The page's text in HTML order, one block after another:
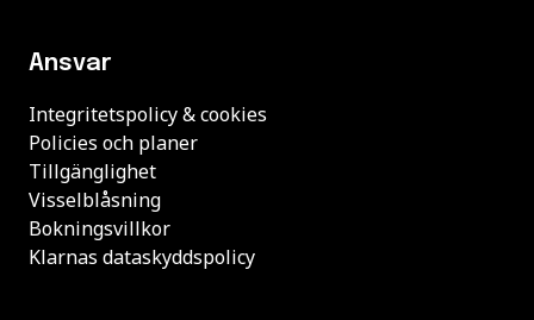
Ansvar
Integritetspolicy & cookies
Policies och planer
Tillgänglighet
Visselblåsning
Bokningsvillkor
Klarnas dataskyddspolicy